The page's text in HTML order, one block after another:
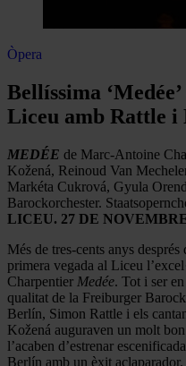
Òpera
Bellíssima
Liceu amb Rattle i
MEDÉE de Marc-Antoine
Kožená, Reinoud Van
Markéta Cukrová, Gyula
Barockorchester.
LICEU. 27 DE
Més de tres-cents anys
primera vegada al Liceu
Charpentier Medée. Tot i ser
qualitat de la Freiburger
Berlín, Simon Rattle i els
Kožená auguraven un molt
l’acaben d’estrenar
Berlín amb un èxit